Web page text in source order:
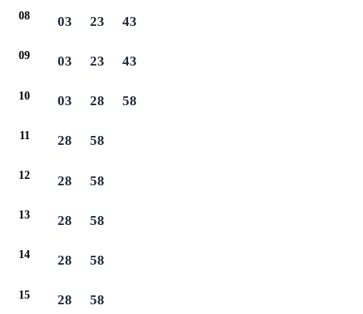
08 03 23 43
09 03 23 43
10 03 28 58
11 28 58
12 28 58
13 28 58
14 28 58
15 28 58